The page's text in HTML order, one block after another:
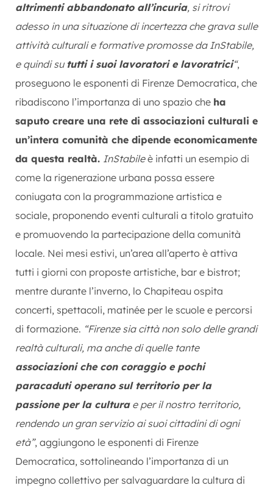
altrimenti abbandonato all’incuria, si ritrovi
adesso in una situazione di incertezza che grava sulle
attività culturali e formative promosse da InStabile,
e quindi su tutti i suoi lavoratori e lavoratrici“,
proseguono le esponenti di Firenze Democratica, che
ribadiscono l’importanza di uno spazio che ha
saputo creare una rete di associazioni culturali e
un’intera comunità che dipende economicamente
da questa realtà. InStabileè infatti un esempio di
come la rigenerazione urbana possa essere
coniugata con la programmazione artistica e
sociale, proponendo eventi culturali a titolo gratuito
e promuovendo la partecipazione della comunità
locale. Nei mesi estivi, un’area all’aperto è attiva
tutti i giorni con proposte artistiche, bar e bistrot;
mentre durante l’inverno, lo Chapiteau ospita
concerti, spettacoli, matinée per le scuole e percorsi
di formazione. “Firenze sia città non solo delle grandi
realtà culturali, ma anche di quelle tante
associazioni che con coraggio e pochi
paracaduti operano sul territorio per la
passione per la culturae per il nostro territorio,
rendendo un gran servizio ai suoi cittadini di ogni
età”, aggiungono le esponenti di Firenze
Democratica, sottolineando l’importanza di un
impegno collettivo per salvaguardare la cultura di